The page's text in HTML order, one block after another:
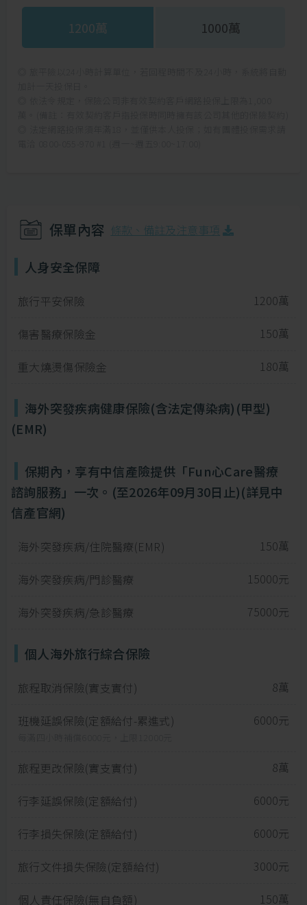
1200萬 1000萬
保單內容 條款、備註及注意事項
人身安全保障
旅行平安保險 1200萬
傷害醫療保險金 150萬
重大燒燙傷保險金 180萬
海外突發疾病健康保險(含法定傳染病)(甲型)
(EMR)
保期內，享有中信產險提供「Fun心Care醫療
諮詢服務」一次。(至2026年09月30日止)(詳見中
信產官網)
海外突發疾病/住院醫療(EMR) 150萬
海外突發疾病/門診醫療 15000元
海外突發疾病/急診醫療 75000元
個人海外旅行綜合保險
旅程取消保險(實支實付) 8萬
班機延誤保險(定額給付-累進式) 6000元
旅程更改保險(實支實付) 8萬
行李延誤保險(定額給付) 6000元
行李損失保險(定額給付) 6000元
旅行文件損失保險(定額給付) 3000元
個人責任保險(無自負額) 150萬